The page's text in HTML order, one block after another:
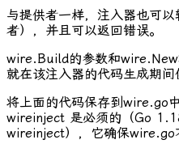
与提供者一样，注入器也可
者），并且可以返回错误。
wire.Build的参数和
就在该注入器的代码生成期间
将上面的代码保存到 wire.go
wireinject 是必须的（Go
wireinject），它确保wire.go